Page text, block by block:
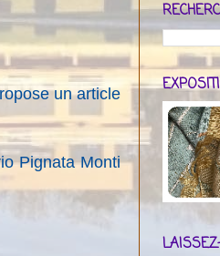
un article
Pignata Monti